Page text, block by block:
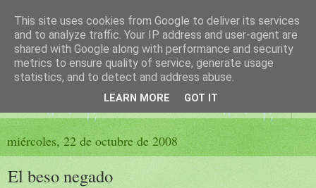
El sueño de las palabras
PÁGINA LITERARIA DE FELISA MORENO
miércoles, 22 de octubre de 2008
El beso negado
This site uses cookies from Google to deliver its services
and to analyze traffic. Your IP address and user-agent are
shared with Google along with performance and security
metrics to ensure quality of service, generate usage
statistics, and to detect and address abuse.
LEARN MORE GOT IT